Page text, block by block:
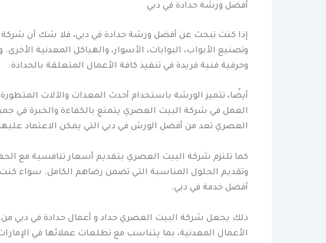
أفضل ورشة حدادة في دبي
إذا كنت تبحث عن أفضل ورشة حدادة في دبي، فلا شك أن شركة
وتصنيع الأبواب، البوابات، الأسوار، والهياكل المعدنية
وحرفية فنية فريدة في تنفيذ كافة الأعمال المتعلقة بالحدادة.
أيضًا، تتميز الورشة باستخدام أحدث المعدات والآلات
العمل في شركة البيت العصري يتمتع بالكفاءة والخبرة في
العصري تعد من أفضل الورش في دبي التي يمكن الاعتماد
كما تلتزم شركة البيت العصري بتقديم أسعار تنافسية مع
وتقديم الحلول المناسبة التي تضمن رضاهم الكامل. سواء
أفضل خدمة في دبي.
ذلك يجعل شركة البيت العصري حداد و أعمال حدادة في دبي
الأعمال المعدنية، بما يتناسب مع تطلعات عملائها في